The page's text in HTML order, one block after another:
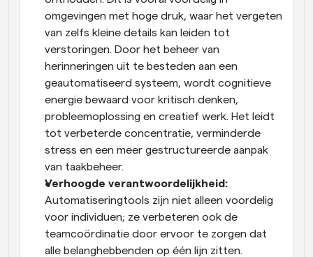
omgevingen met hoge druk, waar het vergeten
van zelfs kleine details kan leiden tot
verstoringen. Door het beheer van
herinneringen uit te besteden aan een
geautomatiseerd systeem, wordt cognitieve
energie bewaard voor kritisch denken,
probleemoplossing en creatief werk. Het leidt
tot verbeterde concentratie, verminderde
stress en een meer gestructureerde aanpak
van taakbeheer.
Verhoogde verantwoordelijkheid:
Automatiseringtools zijn niet alleen voordelig
voor individuen; ze verbeteren ook de
teamcoördinatie door ervoor te zorgen dat
alle belanghebbenden op één lijn zitten.